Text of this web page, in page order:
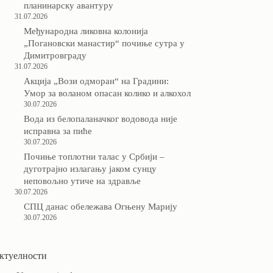
планинарску авантуру
31.07.2026
Међународна ликовна колонија
„Погановски манастир“ почиње сутра у
Димитровграду
31.07.2026
Акција „Вози одморан“ на Градини:
Умор за воланом опасан колико и алкохол
30.07.2026
Вода из белопаланачког водовода није
исправна за пиће
30.07.2026
Почиње топлотни талас у Србији –
дуготрајно излагању јаком сунцу
неповољно утиче на здравље
30.07.2026
СПЦ данас обележава Огњену Марију
30.07.2026